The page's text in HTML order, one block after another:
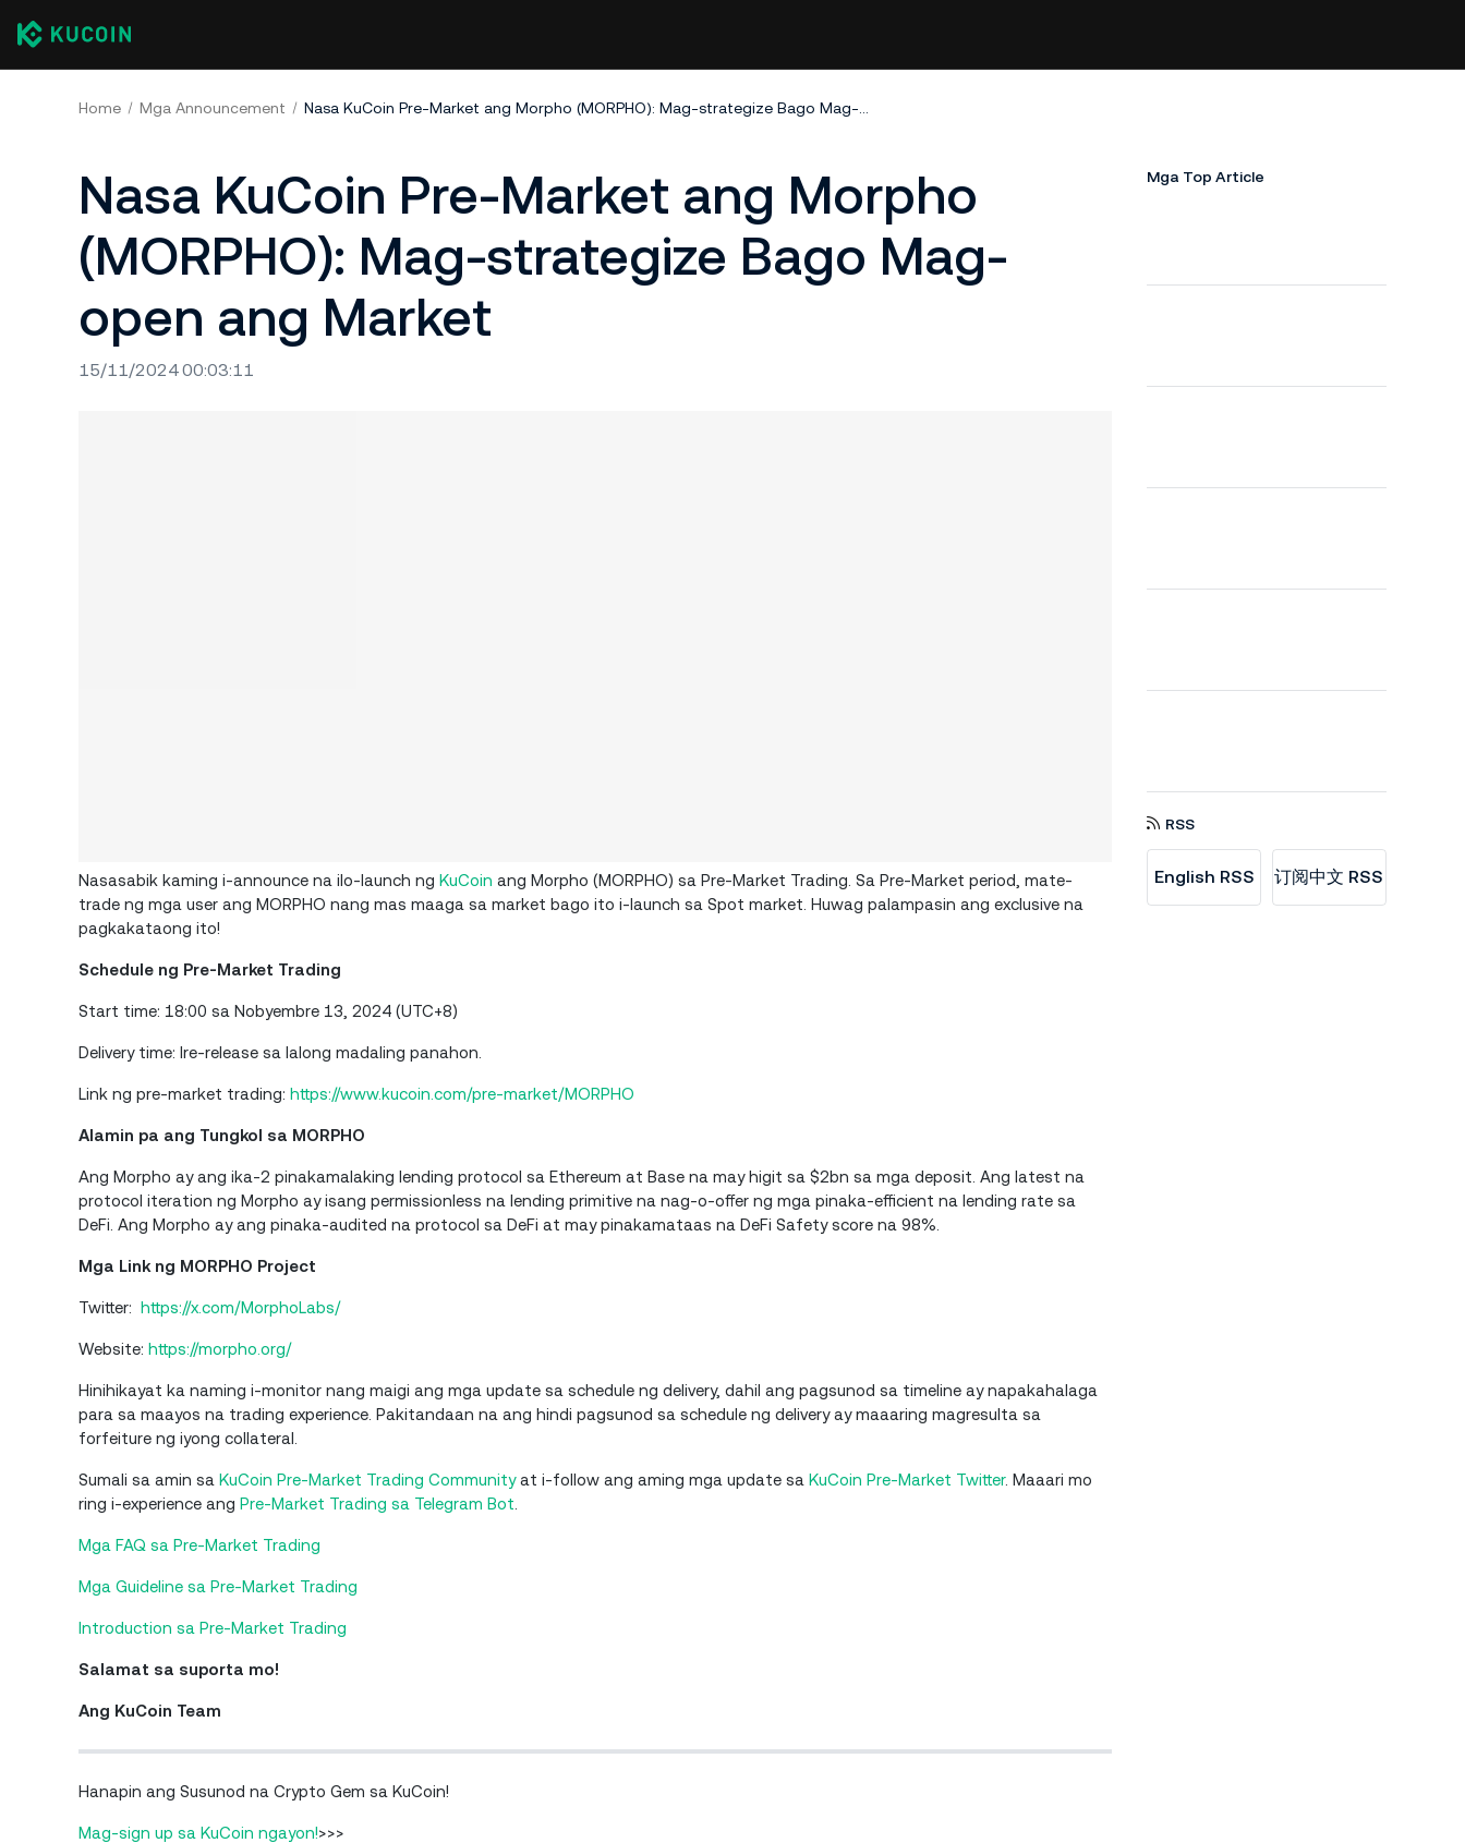
Home Mga Announcement Nasa KuCoin Pre-Market ang Morpho (MORPHO): Mag-strategize Bago Mag-open ang Market
Nasa KuCoin Pre-Market ang Morpho
(MORPHO): Mag-strategize Bago Mag-
open ang Market
15/11/2024 00:03:11
Nasasabik kaming i-announce na ilo-launch ng KuCoin ang Morpho (MORPHO) sa Pre-Market Trading. Sa Pre-Market period, mate-
trade ng mga user ang MORPHO nang mas maaga sa market bago ito i-launch sa Spot market. Huwag palampasin ang exclusive na
pagkakataong ito!
Schedule ng Pre-Market Trading
Start time: 18:00 sa Nobyembre 13, 2024 (UTC+8)
Delivery time: Ire-release sa lalong madaling panahon.
Link ng pre-market trading: https://www.kucoin.com/pre-market/MORPHO
Alamin pa ang Tungkol sa MORPHO
Ang Morpho ay ang ika-2 pinakamalaking lending protocol sa Ethereum at Base na may higit sa $2bn sa mga deposit. Ang latest na
protocol iteration ng Morpho ay isang permissionless na lending primitive na nag-o-offer ng mga pinaka-efficient na lending rate sa
DeFi. Ang Morpho ay ang pinaka-audited na protocol sa DeFi at may pinakamataas na DeFi Safety score na 98%.
Mga Link ng MORPHO Project
Twitter: https://x.com/MorphoLabs/
Website: https://morpho.org/
Hinihikayat ka naming i-monitor nang maigi ang mga update sa schedule ng delivery, dahil ang pagsunod sa timeline ay napakahalaga
para sa maayos na trading experience. Pakitandaan na ang hindi pagsunod sa schedule ng delivery ay maaaring magresulta sa
forfeiture ng iyong collateral.
Sumali sa amin sa KuCoin Pre-Market Trading Communityat i-follow ang aming mga update sa KuCoin Pre-Market Twitter. Maaari mo
ring i-experience ang Pre-Market Trading sa Telegram Bot
Mga FAQ sa Pre-Market Trading
Mga Guideline sa Pre-Market Trading
Introduction sa Pre-Market Trading
Salamat sa suporta mo!
Ang KuCoin Team
Hanapin ang Susunod na Crypto Gem sa KuCoin!
Mag-sign up sa KuCoin ngayon!>>>
Mga Top Article
RSS
English RSS 订阅中文 RSS